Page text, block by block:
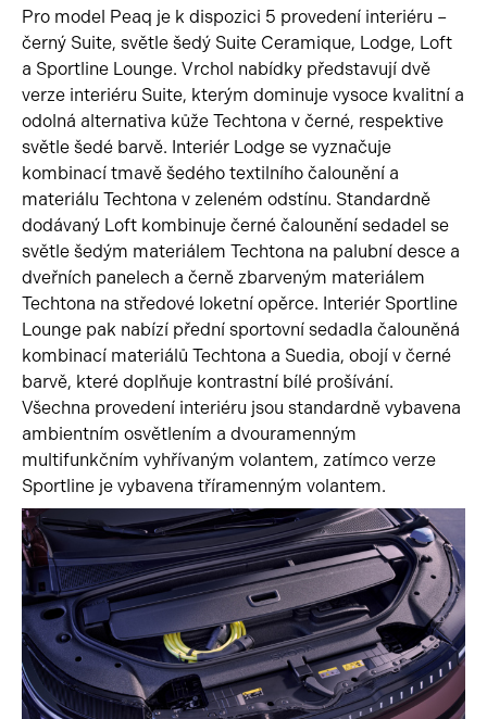
Pro model Peaq je k dispozici 5 provedení interiéru –
černý Suite, světle šedý Suite Ceramique, Lodge, Loft
a Sportline Lounge. Vrchol nabídky představují dvě
verze interiéru Suite, kterým dominuje vysoce kvalitní a
odolná alternativa kůže Techtona v černé, respektive
světle šedé barvě. Interiér Lodge se vyznačuje
kombinací tmavě šedého textilního čalounění a
materiálu Techtona v zeleném odstínu. Standardně
dodávaný Loft kombinuje černé čalounění sedadel se
světle šedým materiálem Techtona na palubní desce a
dveřních panelech a černě zbarveným materiálem
Techtona na středové loketní opěrce. Interiér Sportline
Lounge pak nabízí přední sportovní sedadla čalouněná
kombinací materiálů Techtona a Suedia, obojí v černé
barvě, které doplňuje kontrastní bílé prošívání.
Všechna provedení interiéru jsou standardně vybavena
ambientním osvětlením a dvouramenným
multifunkčním vyhřívaným volantem, zatímco verze
Sportline je vybavena tříramenným volantem.